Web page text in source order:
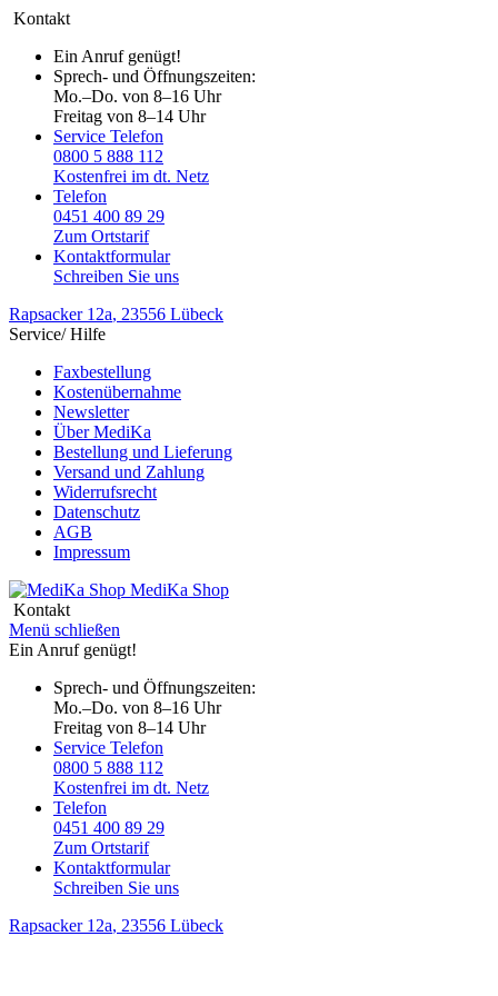
Kontakt
Ein Anruf genügt!
Sprech- und Öffnungszeiten:
Mo.–Do. von 8–16 Uhr
Freitag von 8–14 Uhr
Service Telefon
0800 5 888 112
Kostenfrei im dt. Netz
Telefon
0451 400 89 29
Zum Ortstarif
Kontaktformular
Schreiben Sie uns
Rapsacker 12a, 23556 Lübeck
Service/ Hilfe
Faxbestellung
Kostenübernahme
Newsletter
Über MediKa
Bestellung und Lieferung
Versand und Zahlung
Widerrufsrecht
Datenschutz
AGB
Impressum
MediKa Shop
Kontakt
Menü schließen
Ein Anruf genügt!
Sprech- und Öffnungszeiten:
Mo.–Do. von 8–16 Uhr
Freitag von 8–14 Uhr
Service Telefon
0800 5 888 112
Kostenfrei im dt. Netz
Telefon
0451 400 89 29
Zum Ortstarif
Kontaktformular
Schreiben Sie uns
Rapsacker 12a, 23556 Lübeck